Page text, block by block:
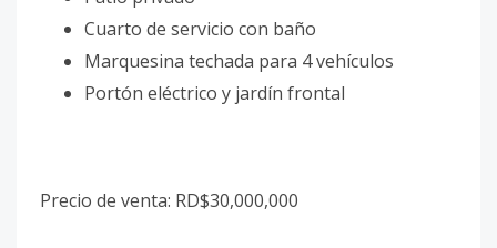
Cuarto de servicio con baño
Marquesina techada para 4 vehículos
Portón eléctrico y jardín frontal
Precio de venta: RD$30,000,000